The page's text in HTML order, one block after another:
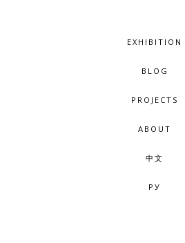
EXHIBITION
BLOG
PROJECTS
ABOUT
中文
РУ